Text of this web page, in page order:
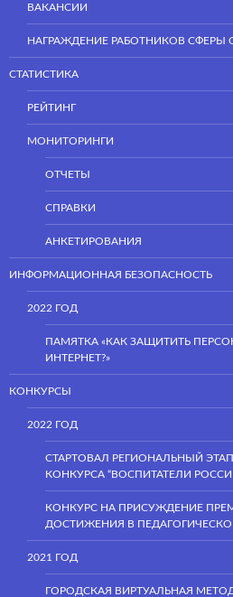
ВАКАНСИИ
НАГРАЖДЕНИЕ РАБОТНИКОВ СФЕРЫ
СТАТИСТИКА
РЕЙТИНГ
МОНИТОРИНГИ
ОТЧЕТЫ
СПРАВКИ
АНКЕТИРОВАНИЯ
ИНФОРМАЦИОННАЯ БЕЗОПАСНОСТЬ
2022 ГОД
ПАМЯТКА «КАК ЗАЩИТИТЬ
ИНТЕРНЕТ?»
КОНКУРСЫ
2022 ГОД
СТАРТОВАЛ РЕГИОНАЛЬНЫЙ
КОНКУРСА “ВОСПИТАТЕЛИ
КОНКУРС НА ПРИСУЖДЕНИЕ
ДОСТИЖЕНИЯ В
2021 ГОД
ГОРОДСКАЯ ВИРТУАЛЬНАЯ